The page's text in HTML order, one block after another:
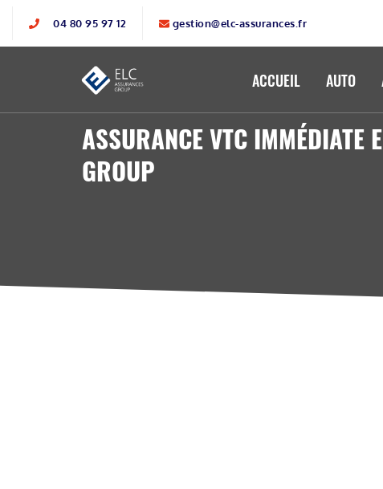
04 80 95 97 12 gestion@elc-assurances.fr
ACCUEIL AUTO
ASSURANCE VTC IMMÉDIATE
GROUP